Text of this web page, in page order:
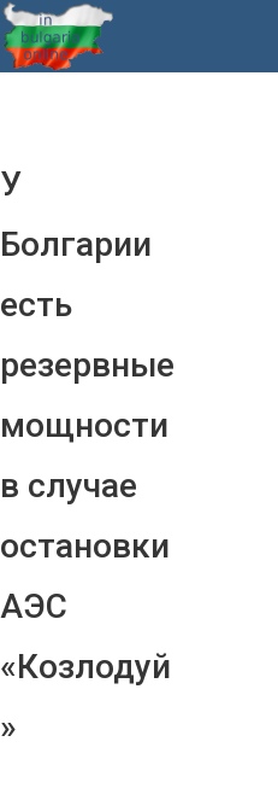
У
Болгарии
есть
резервные
мощности
в случае
остановки
АЭС
«Козлодуй
»